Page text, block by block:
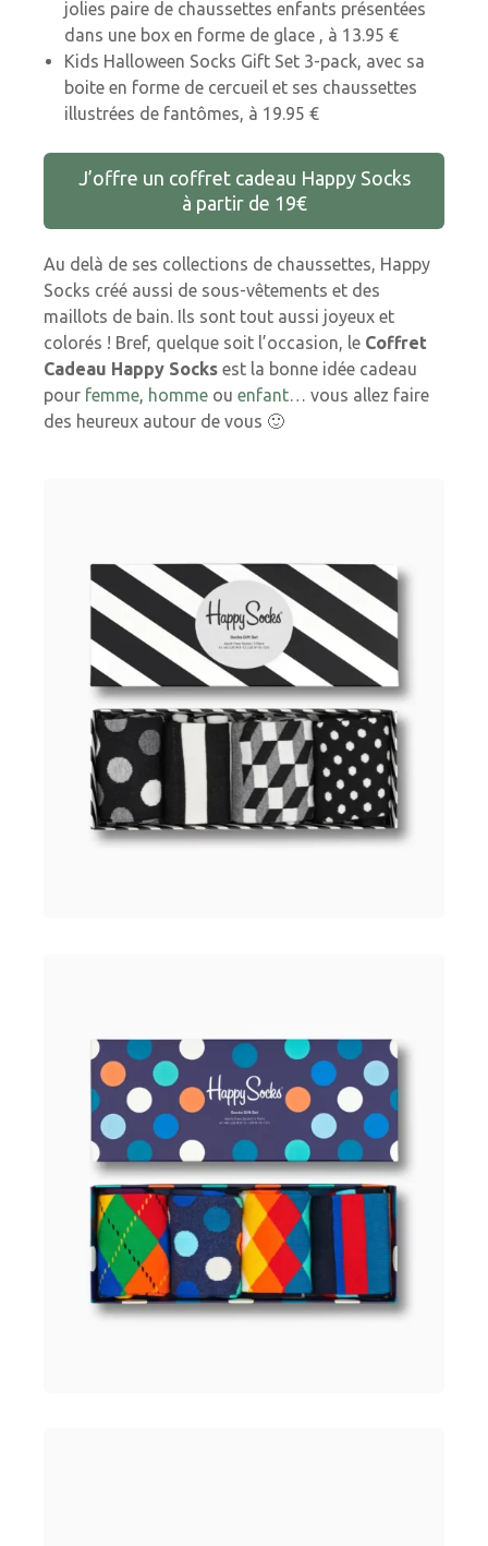
jolies paire de chaussettes enfants présentées
dans une box en forme de glace , à 13.95 €
Kids Halloween Socks Gift Set 3-pack, avec sa
boite en forme de cercueil et ses chaussettes
illustrées de fantômes, à 19.95 €
J’offre un coffret cadeau Happy Socks
à partir de 19€
Au delà de ses collections de chaussettes, Happy
Socks créé aussi de sous-vêtements et des
maillots de bain. Ils sont tout aussi joyeux et
colorés ! Bref, quelque soit l’occasion, le Coffret
Cadeau Happy Socks est la bonne idée cadeau
pour femme, homme ou enfant… vous allez faire
des heureux autour de vous 🙂